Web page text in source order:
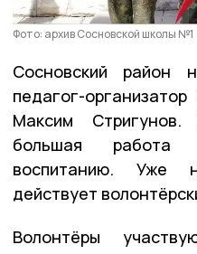
Фото: архив Сосновской школы №1
Сосновский район
педагог-
Максим
большая работа
воспитанию. Уже
действует
Волонтёры